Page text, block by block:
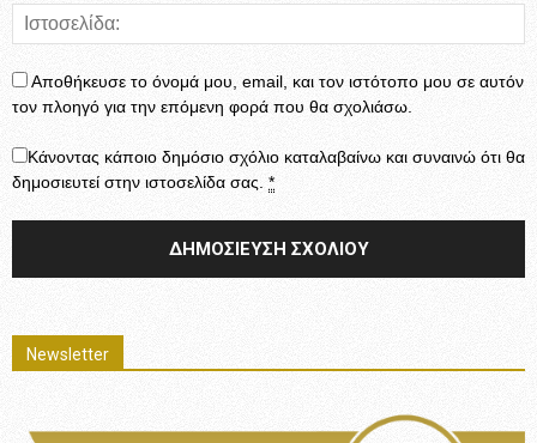
Αποθήκευσε το όνομά μου, email, και τον ιστότοπο μου σε αυτόν
τον πλοηγό για την επόμενη φορά που θα σχολιάσω.
Κάνοντας κάποιο δημόσιο σχόλιο καταλαβαίνω και συναινώ ότι θα
δημοσιευτεί στην ιστοσελίδα σας. *
Newsletter